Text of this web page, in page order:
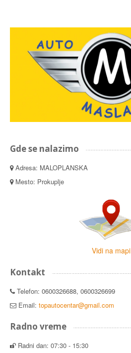
Gde se nalazimo
Adresa: MALOPLANSKA
Mesto: Prokuplje
Vidi na mapi
Kontakt
Telefon: 0600326688, 0600326699
Email: topautocentar@gmail.com
Radno vreme
Radni dan: 07:30 - 15:30